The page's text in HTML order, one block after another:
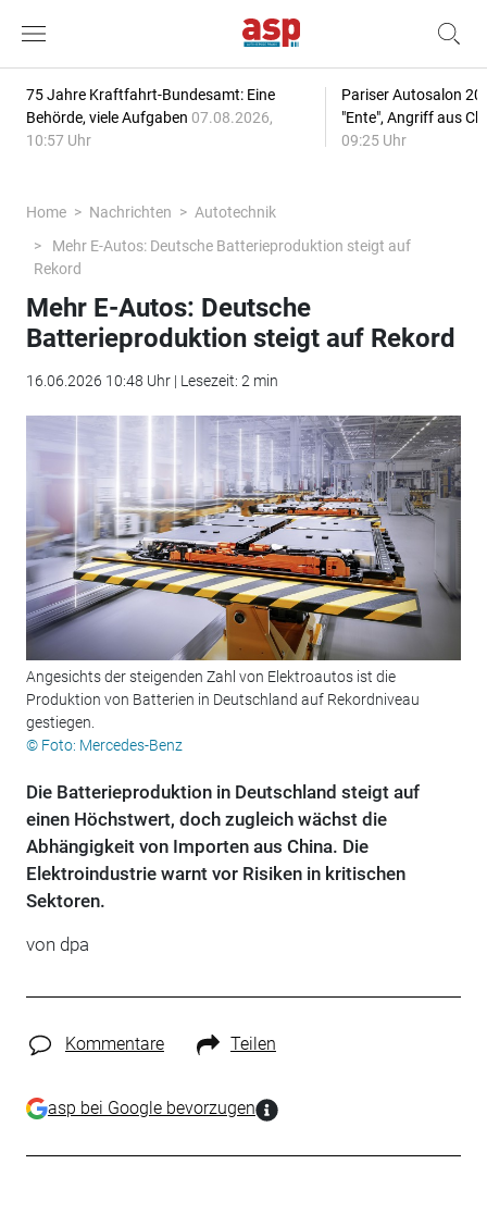
75 Jahre Kraftfahrt-Bundesamt: Eine
Behörde, viele Aufgaben 07.08.2026,
10:57 Uhr
Pariser Autosalon
"Ente", Angriff aus
09:25 Uhr
Home Nachrichten
Autotechnik
Mehr E-Autos: Deutsche Batterieproduktion steigt auf
Rekord
Mehr E-Autos: Deutsche
Batterieproduktion steigt auf Rekord
16.06.2026 10:48 Uhr | Lesezeit: 2 min
Angesichts der steigenden Zahl von Elektroautos ist die
Produktion von Batterien in Deutschland auf Rekordniveau
gestiegen.
© Foto: Mercedes-Benz
Die Batterieproduktion in Deutschland steigt auf
einen Höchstwert, doch zugleich wächst die
Abhängigkeit von Importen aus China. Die
Elektroindustrie warnt vor Risiken in kritischen
Sektoren.
von dpa
Kommentare Teilen
asp bei Google bevorzugen